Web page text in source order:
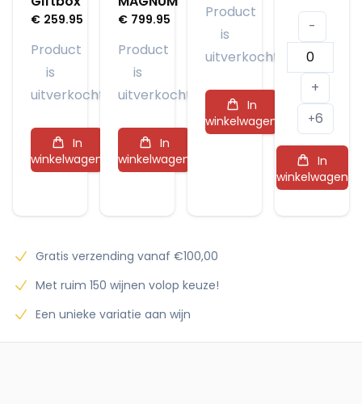
€ 259.95
Product
is
uitverkocht
In
winkelwagen
€ 799.95
Product
is
uitverkocht
In
winkelwagen
Product
is
uitverkocht
In
winkelwagen
-
Veuve
Clicquot
Rosé
aantal
+
+6
In
winkelwagen
Gratis verzending vanaf €100,00
Met ruim 150 wijnen volop keuze!
Een unieke variatie aan wijn